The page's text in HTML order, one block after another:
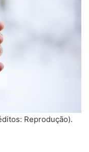
Reprodução).